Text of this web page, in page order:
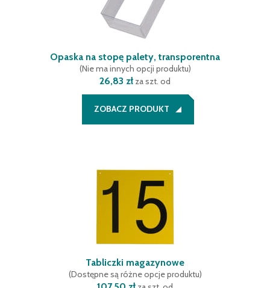
Opaska na stopę palety, transporentna
(Nie ma innych opcji produktu)
26,83 zł za szt. od
ZOBACZ PRODUKT
Tabliczki magazynowe
(Dostępne są różne opcje produktu)